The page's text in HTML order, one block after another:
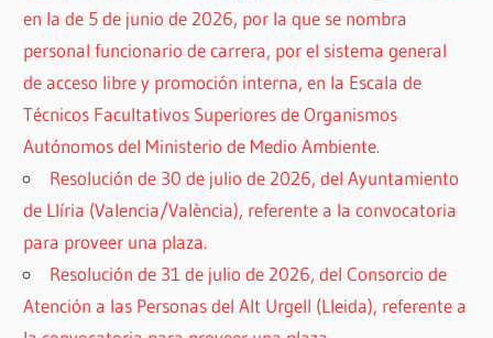
en la de 5 de junio de 2026, por la que se nombra
personal funcionario de carrera, por el sistema general
de acceso libre y promoción interna, en la Escala de
Técnicos Facultativos Superiores de Organismos
Autónomos del Ministerio de Medio Ambiente.
Resolución de 30 de julio de 2026, del Ayuntamiento
de Llíria (Valencia/València), referente a la convocatoria
para proveer una plaza.
Resolución de 31 de julio de 2026, del Consorcio de
Atención a las Personas del Alt Urgell (Lleida), referente a